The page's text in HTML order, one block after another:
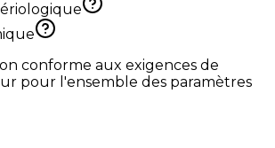
conforme aux exigences de
pour l'ensemble des paramètres